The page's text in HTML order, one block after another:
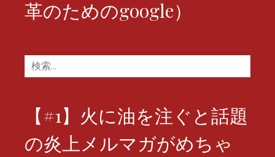
革のためのgoogle）
検
索:
【#1】火に油を注ぐと話題
の炎上メルマガがめちゃ